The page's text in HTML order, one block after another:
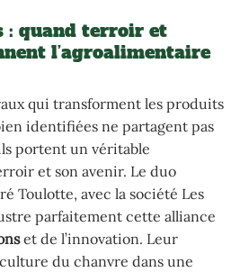
: quand terroir et
l’agroalimentaire
qui transforment les produits
identifiées ne partagent pas
portent un véritable
et son avenir. Le duo
Toulotte, avec la société Les
parfaitement cette alliance
et de l’innovation. Leur
du chanvre dans une